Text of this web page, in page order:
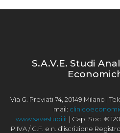
S.A.V.E. Studi
Via G. Previati 74, 20149 Milano |
mail:
www.savestudi.it | Cap. Soc. €
P.IVA / C.F. e n. d’iscrizione